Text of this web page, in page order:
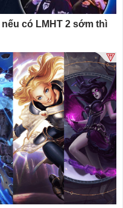
có LMHT 2 sớm thì